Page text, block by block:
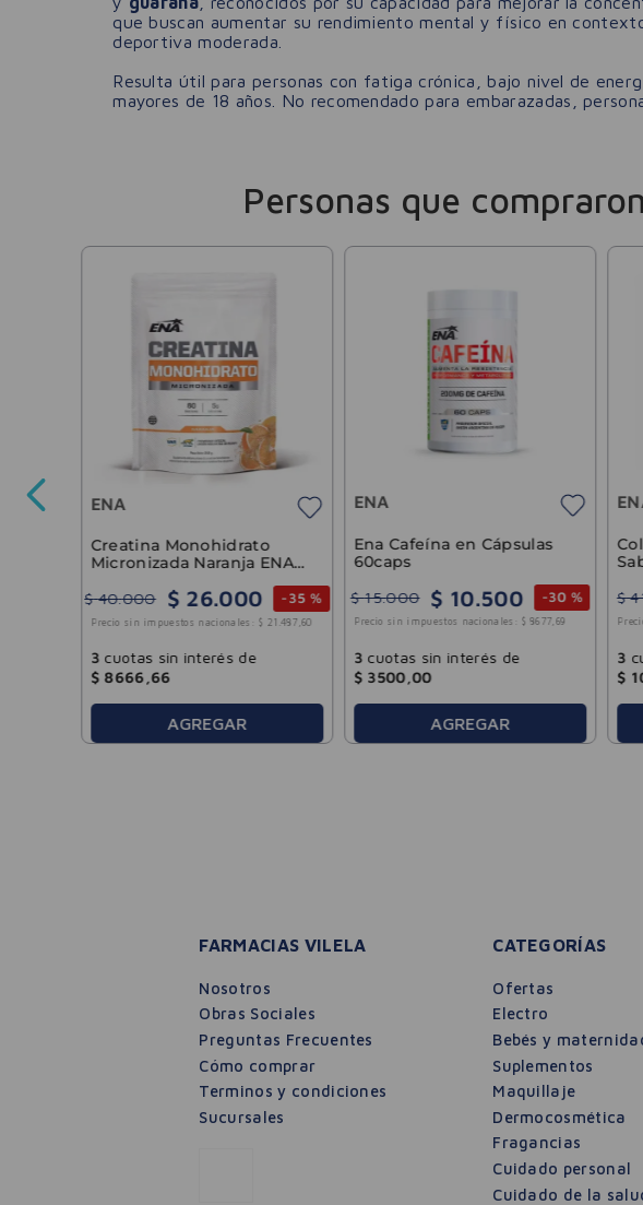
que buscan aumentar su rendimiento mental y físico en
deportiva moderada.
Resulta útil para personas con fatiga crónica, bajo nivel de
mayores de 18 años. No recomendado para embarazadas,
Personas que
ENA
Creatina Monohidrato
Micronizada Naranja ENA
$ 40.000 $ 26.000 -35 %
Precio sin impuestos nacionales: $ 21 .487 ,60
3 cuotas sin interés de
$ 8666 ,66
AGREGAR
ENA
Ena Cafeína en Cápsulas
60caps
$ 15.000 $ 10.500 -30 %
Precio sin impuestos nacionales: $ 8677, 69
3 cuotas sin interés de
$ 3500 ,00
AGREGAR
$
3
$
FARMACIAS VILELA
Nosotros
Obras Sociales
Preguntas Frecuentes
Cómo comprar
Terminos y condiciones
Sucursales
CATEGORÍAS
Ofertas
Electro
Bebés y
Suplementos
Maquillaje
Dermocosmética
Fragancias
Cuidado personal
Cuidado de la